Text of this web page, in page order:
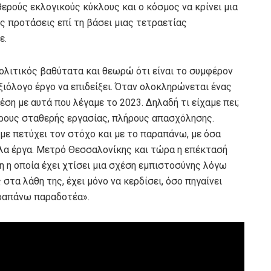
εκλογικούς κύκλους και ο κόσμος να κρίνει μια
προτάσεις επί τη βάσει μιας τετραετίας
βαθύτατα και θεωρώ ότι είναι το συμφέρον
έργο να επιδείξει. Όταν ολοκληρώνεται ένας
με αυτά που λέγαμε το 2023. Δηλαδή τι είχαμε πει;
σταθερής εργασίας, πλήρους απασχόλησης.
πετύχει τον στόχο και με το παραπάνω, με όσα
έργα. Μετρό Θεσσαλονίκης και τώρα η επέκτασή
οποία έχει χτίσει μια σχέση εμπιστοσύνης λόγω
λάθη της, έχει μόνο να κερδίσει, όσο πηγαίνει
παραδοτέα».